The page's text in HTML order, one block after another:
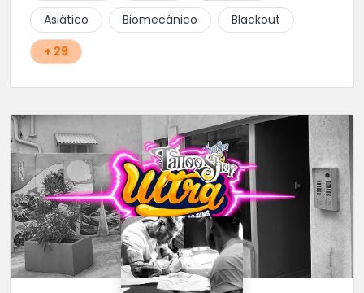
Asiático
Biomecánico
Blackout
+ 29